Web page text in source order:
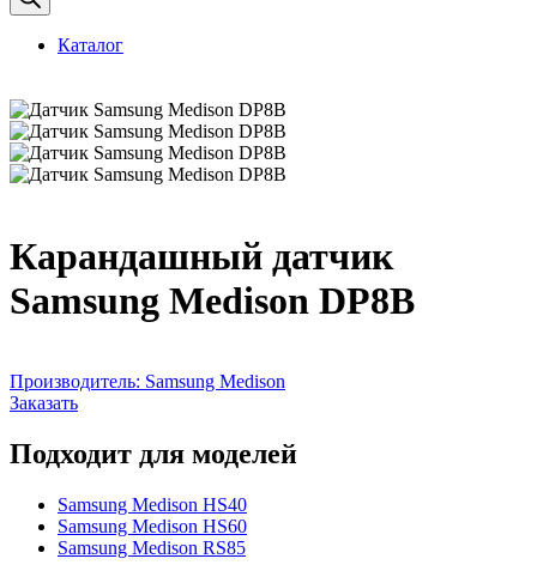
Каталог
Карандашный датчик
Samsung Medison DP8B
Производитель: Samsung Medison
Заказать
Подходит для моделей
Samsung Medison HS40
Samsung Medison HS60
Samsung Medison RS85